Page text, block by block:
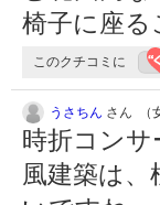
椅子に座る
このクチコミに
うさちん さん （
時折コン
風建築は